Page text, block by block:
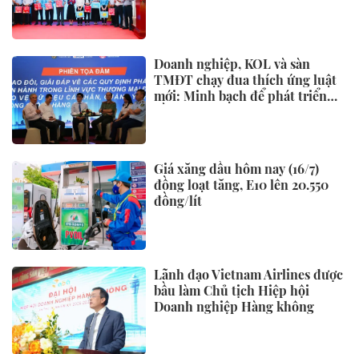
Doanh nghiệp, KOL và sàn
TMĐT chạy đua thích ứng luật
mới: Minh bạch để phát triển
Giá xăng dầu hôm nay (16/7)
đồng loạt tăng, E10 lên 20.550
đồng/lít
Lãnh đạo Vietnam Airlines được
bầu làm Chủ tịch Hiệp hội
Doanh nghiệp Hàng không